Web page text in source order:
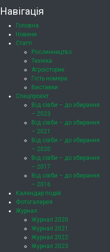
Навігація
Головна
Новини
Статті
Рослинництво
Техніка
Агроісторик
Гість номера
Виставки
Спецпроєкт
Від сівби – до збирання
– 2023
Від сівби – до збирання
– 2021
Від сівби – до збирання
– 2020
Від сівби – до збирання
– 2017
Від сівби – до збирання
– 2016
Календар подій
Фотогалерея
Журнал
Журнал 2020
Журнал 2021
Журнал 2022
Журнал 2023